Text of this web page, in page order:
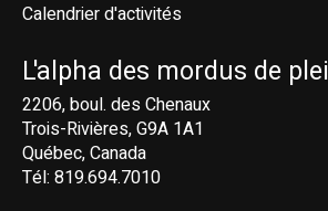
Calendrier d'activités
L'alpha des mordus de
2206, boul. des Chenaux
Trois-Rivières, G9A 1A1
Québec, Canada
Tél: 819.694.7010